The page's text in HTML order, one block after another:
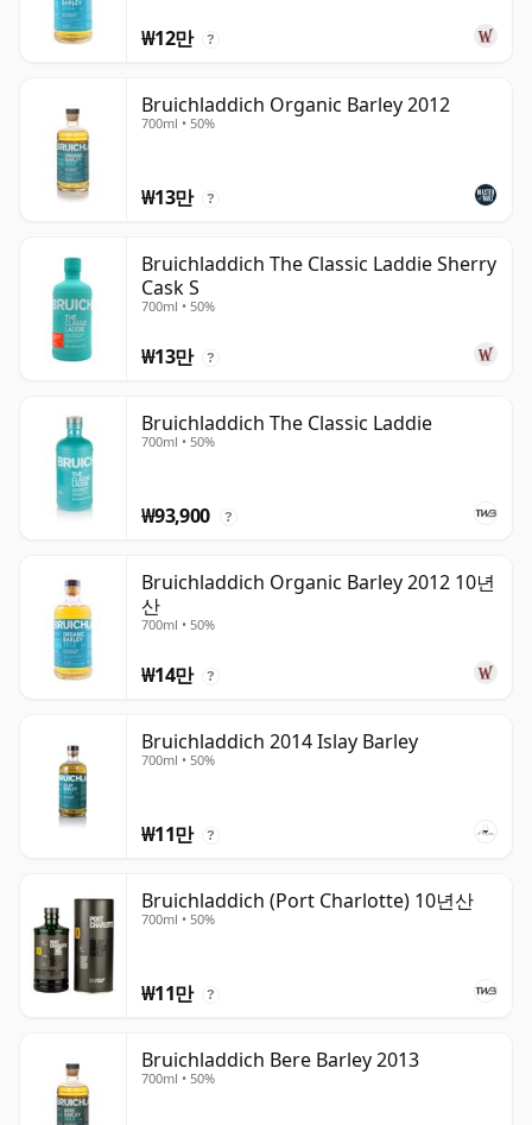
₩12만 ?
Bruichladdich Organic Barley 2012
700ml • 50%
₩13만 ?
Bruichladdich The Classic Laddie Sherry
Cask S
700ml • 50%
₩13만 ?
Bruichladdich The Classic Laddie
700ml • 50%
₩93,900 ?
Bruichladdich Organic Barley 2012 10년
산
700ml • 50%
₩14만 ?
Bruichladdich 2014 Islay Barley
700ml • 50%
₩11만 ?
Bruichladdich (Port Charlotte) 10년산
700ml • 50%
₩11만 ?
Bruichladdich Bere Barley 2013
700ml • 50%